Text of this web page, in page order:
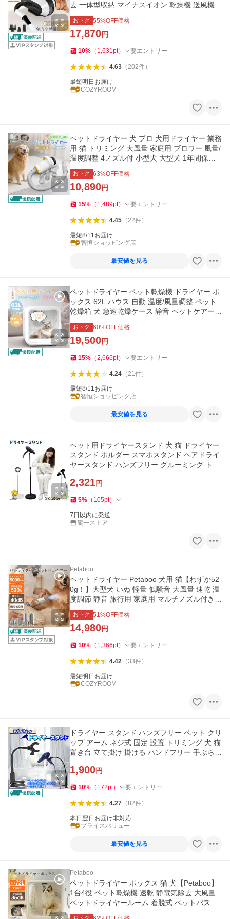
去 一体型収納 マイナスイオン 乾燥機 送風機
温度調整 大型犬 いぬ
おトク 55%OFF価格
17,870円
10% （ 1,631pt） 要エントリー
4.63（202件）
最短明日お届け
COZYROOM
ペットドライヤー 犬 プロ 犬用ドライヤー 業務
用 猫 トリミング 大風量 家庭用 ブロワー 風量/
温度調整 4ノズル付 小型犬 大型犬 1年間保証
快速乾燥 爆買
おトク 63%OFF価格
10,890円
15% （ 1,489pt） 要エントリー
4.45（22件）
最短8/11お届け
智恒ショッピング店
最安値を見る
ペットドライヤー ペット乾燥機 ドライヤー ボ
ックス 62L ハウス 自動 温度/風量調整 ペット
乾燥箱 犬 急速乾燥ケース 静音 ペットケアー 1
年保証 PSE取得 爆買
おトク 60%OFF価格
19,500円
15% （2,666pt） 要エントリー
4.24（21件）
最短8/11お届け
智恒ショッピング店
最安値を見る
ペット用ドライヤースタンド 犬 猫 ドライヤー
スタンド ホルダー スマホスタンド ヘアドライ
ヤースタンド ハンズフリー グルーミング トリ
2,321円
5% （ 105pt）
7日以内に発送
龍一ストア
Petaboo
ペットドライヤー Petaboo 犬用 猫【わずか52
0g！】大型犬 いぬ 軽量 低騒音 大風量 速乾 温
度調節 静音 旅行用 家庭用 マルチノズル付き
風量調整 2026新作
おトク 51%OFF価格
14,980円
10% （ 1,366pt） 要エントリー
4.42（33件）
最短明日お届け
COZYROOM
ドライヤー スタンド ハンズフリー ペット クリ
ップ アーム ネジ式 固定 設置 トリミング 犬 猫
置き台 立て掛け 掛ける ハンドフリー 手ぶら
1,900円
10% （ 172pt） 要エントリー
4.27（82件）
本日翌日お届け非対応
プライスバリュー
最安値を見る
Petaboo
ペットドライヤー ボックス 猫 犬【Petaboo】
1台4役 ペット乾燥機 速乾 静電気除去 大風量
ペットドライヤールーム 着脱式 ペットバス 温
度調整 ペット用品